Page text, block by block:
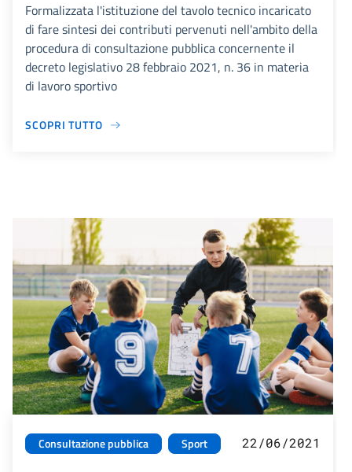
Formalizzata l'istituzione del tavolo tecnico incaricato
di fare sintesi dei contributi pervenuti nell'ambito della
procedura di consultazione pubblica concernente il
decreto legislativo 28 febbraio 2021, n. 36 in materia
di lavoro sportivo
SCOPRI TUTTO
Consultazione pubblica Sport 22/06/2021